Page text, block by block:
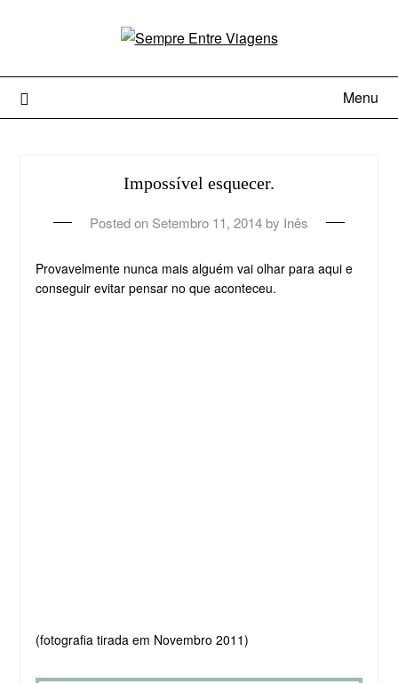
Menu
Impossível esquecer.
Posted on Setembro 11, 2014 by Inês
Provavelmente nunca mais alguém vai olhar para aqui e
conseguir evitar pensar no que aconteceu.
(fotografia tirada em Novembro 2011)